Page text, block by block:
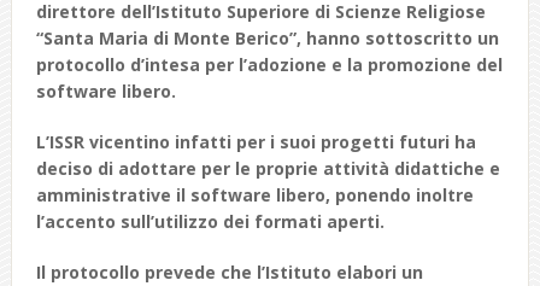
direttore dell’Istituto Superiore di Scienze Religiose
“Santa Maria di Monte Berico”, hanno sottoscritto un
protocollo d’intesa per l’adozione e la promozione del
software libero.
L’ISSR vicentino infatti per i suoi progetti futuri ha
deciso di adottare per le proprie attività didattiche e
amministrative il software libero, ponendo inoltre
l’accento sull’utilizzo dei formati aperti.
Il protocollo prevede che l’Istituto elabori un